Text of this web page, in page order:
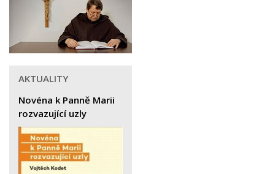
AKTUALITY
Novéna k Panně Marii
rozvazující uzly